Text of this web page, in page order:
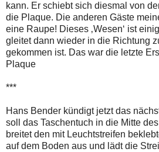
kann. Er schiebt sich diesmal von
die Plaque. Die anderen Gäste
eine Raupe! Dieses ‚Wesen‘ ist
gleitet dann wieder in die Richtung
gekommen ist. Das war die letzte
Plaque
***
Hans Bender kündigt jetzt das
soll das Taschentuch in die Mitte
breitet den mit Leuchtstreifen
auf dem Boden aus und lädt die